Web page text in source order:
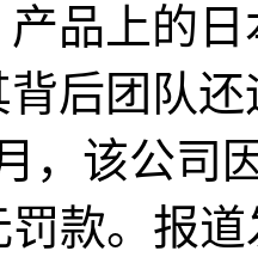
品上的
后团队还
，该公司
罚款。报